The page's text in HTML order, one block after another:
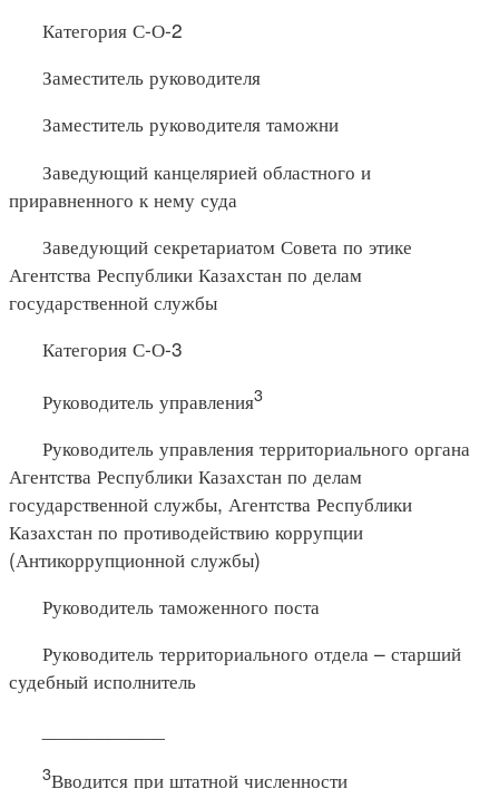
Категория С-О-2
Заместитель руководителя
Заместитель руководителя таможни
Заведующий канцелярией областного и
приравненного к нему суда
Заведующий секретариатом Совета по этике
Агентства Республики Казахстан по делам
государственной службы
Категория С-О-3
Руководитель управления3
Руководитель управления территориального органа
Агентства Республики Казахстан по делам
государственной службы, Агентства Республики
Казахстан по противодействию коррупции
(Антикоррупционной службы)
Руководитель таможенного поста
Руководитель территориального отдела – старший
судебный исполнитель
3Вводится при штатной численности